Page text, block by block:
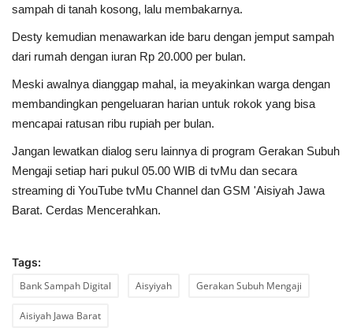
sampah di tanah kosong, lalu membakarnya.
Desty kemudian menawarkan ide baru dengan jemput sampah
dari rumah dengan iuran Rp 20.000 per bulan.
Meski awalnya dianggap mahal, ia meyakinkan warga dengan
membandingkan pengeluaran harian untuk rokok yang bisa
mencapai ratusan ribu rupiah per bulan.
Jangan lewatkan dialog seru lainnya di program Gerakan Subuh
Mengaji setiap hari pukul 05.00 WIB di tvMu dan secara
streaming di YouTube tvMu Channel dan GSM 'Aisiyah Jawa
Barat. Cerdas Mencerahkan.
Tags:
Bank Sampah Digital
Aisyiyah Gerakan Subuh Mengaji
Aisiyah Jawa Barat